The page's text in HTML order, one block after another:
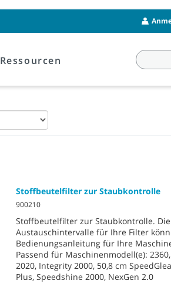
Ressourcen
Stoffbeutelfilter zur Staubkontrolle
900210
Stoffbeutelfilter zur Staubkontrolle.
Austauschintervalle für Ihre Filter
Bedienungsanleitung für Ihre
Passend für Maschinenmodell(e): 2360,
2020, Integrity 2000, 50,8 cm
Plus, Speedshine 2000, NexGen 2.0